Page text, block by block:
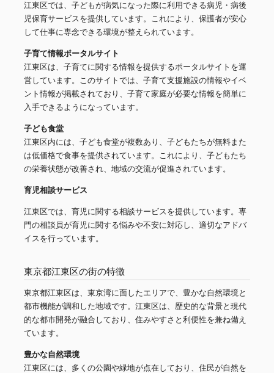
江東区では、子どもが病気になった際に利用できる病児・病後
児保育サービスを提供しています。これにより、保護者が安心
して仕事に専念できる環境が整えられています。
子育て情報ポータルサイト
江東区は、子育てに関する情報を提供するポータルサイトを運
営しています。このサイトでは、子育て支援施設の情報やイベ
ント情報が掲載されており、子育て家庭が必要な情報を簡単に
入手できるようになっています。
子ども食堂
江東区内には、子ども食堂が複数あり、子どもたちが無料また
は低価格で食事を提供されています。これにより、子どもたち
の栄養状態が改善され、地域の交流が促進されています。
育児相談サービス
江東区では、育児に関する相談サービスを提供しています。専
門の相談員が育児に関する悩みや不安に対応し、適切なアドバ
イスを行っています。
東京都江東区の街の特徴
東京都江東区は、東京湾に面したエリアで、豊かな自然環境と
都市機能が調和した地域です。江東区は、歴史的な背景と現代
的な都市開発が融合しており、住みやすさと利便性を兼ね備え
ています。
豊かな自然環境
江東区には、多くの公園や緑地が点在しており、住民が自然を